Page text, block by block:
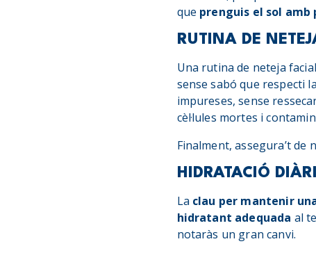
que prenguis el sol amb
RUTINA DE
Una rutina de neteja
sense sabó que respecti
impureses, sense
cèl·lules mortes i
Finalment, assegura’t de
HIDRATACIÓ
La clau per mantenir
hidratant adequada al
notaràs un gran canvi.